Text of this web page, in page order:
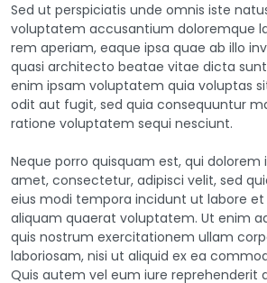
Sed ut perspiciatis unde omnis iste
voluptatem accusantium doloremque
rem aperiam, eaque ipsa quae ab illo
quasi architecto beatae vitae dicta
enim ipsam voluptatem quia voluptas
odit aut fugit, sed quia consequuntur
ratione voluptatem sequi nesciunt.
Neque porro quisquam est, qui dolorem
amet, consectetur, adipisci velit, sed
eius modi tempora incidunt ut labore
aliquam quaerat voluptatem. Ut enim
quis nostrum exercitationem ullam
laboriosam, nisi ut aliquid ex ea
Quis autem vel eum iure reprehenderit